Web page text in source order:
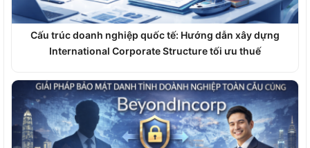
Cấu trúc doanh nghiệp quốc tế: Hướng dẫn xây dựng
International Corporate Structure tối ưu thuế